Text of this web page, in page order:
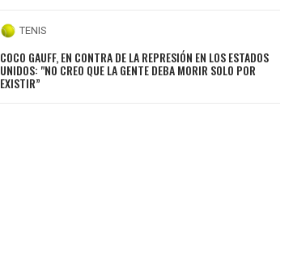
TENIS
COCO GAUFF, EN CONTRA DE LA REPRESIÓN EN LOS ESTADOS
UNIDOS: "NO CREO QUE LA GENTE DEBA MORIR SOLO POR
EXISTIR”